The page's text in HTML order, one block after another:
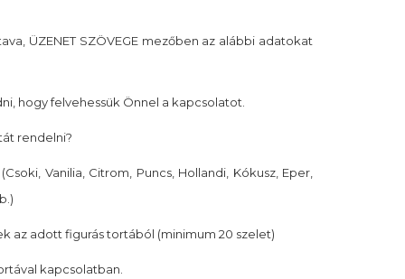
ÜZENET SZÖVEGE mezőben az alábbi adatokat
hogy felvehessük Önnel a kapcsolatot.
rendelni?
Vanilia, Citrom, Puncs, Hollandi, Kókusz, Eper,
az adott figurás tortából (minimum 20 szelet)
kapcsolatban.